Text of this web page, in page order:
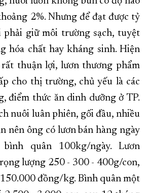
2%. Nhưng để đạt được tỷ
phải giữ môi trường sạch, tuyệt
hóa chất hay kháng sinh. Hiện
thuận lợi, lươn thương phẩm
cho thị trường, chủ yếu là các
điểm thức ăn dinh dưỡng ở TP.
nuôi luân phiên, gối đầu, nhiều
nên ông có lươn bán hàng ngày
quân 100kg/ngày. Lươn
lượng 250 - 300 - 400g/con,
đồng/kg. Bình quân một